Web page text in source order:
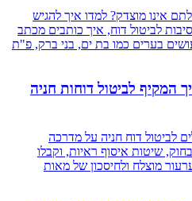
אינו מוצדק? למדו איך להגיש
לביטול דוח, איך כותבים מכתב
בערים כמו בת ים, בני ברק, פ"ת
המקיף לביטול דוחות חניה
המובילים לביטול דוח חניה על מדרכה
בחוק, שיטות איסוף ראיות, וקבלו
מוצלח ולחיסכון של מאות